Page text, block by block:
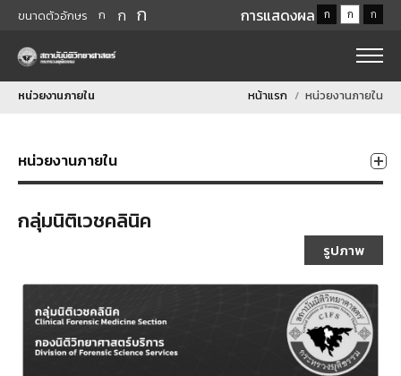
ขนาดตัวอักษร ก ก ก การแสดงผล ก ก ก
หน่วยงานภายใน หน้าแรก หน่วยงานภายใน
หน่วยงานภายใน
กลุ่มนิติเวชคลินิค
รูปภาพ